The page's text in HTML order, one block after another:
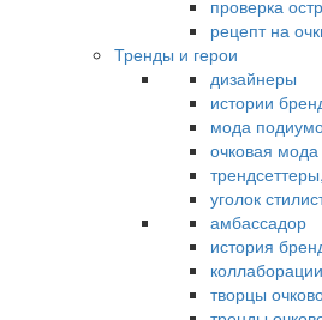
проверка
рецепт на
Тренды и герои
дизайнеры
истории
мода
очковая мода
уголок
амбассадор
история
коллаборации
творцы